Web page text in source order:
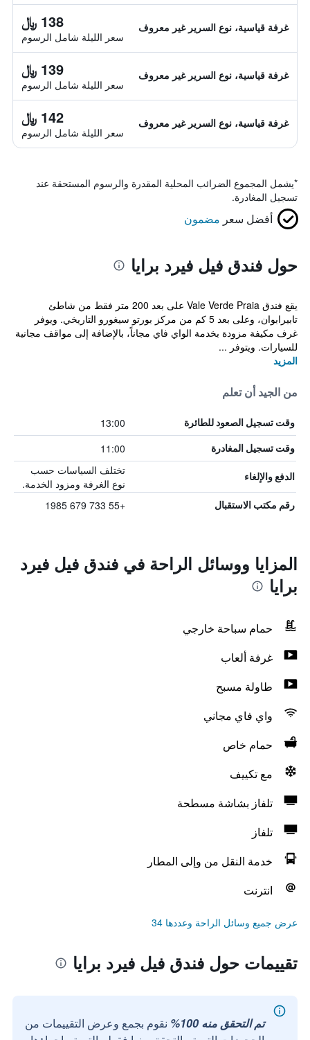
غرفة قياسية، نوع السرير غير معروف 138 ﷼
سعر الليلة شامل الرسوم
غرفة قياسية، نوع السرير غير معروف 139 ﷼
سعر الليلة شامل الرسوم
غرفة قياسية، نوع السرير غير معروف 142 ﷼
سعر الليلة شامل الرسوم
*يشمل المجموع الضرائب المحلية المقدرة والرسوم المستحقة عند
تسجيل المغادرة.
أفضل سعر مضمون
حول فندق فيل فيرد برايا
يقع فندق Vale Verde Praia على بعد 200 متر فقط من شاطئ
تابيرابوان، وعلى بعد 5 كم من مركز بورتو سيغورو التاريخي. ويوفر
غرف مكيفة مزودة بخدمة الواي فاي مجاناً، بالإضافة إلى مواقف مجانية
للسيارات. ويتوفر ...
المزيد
من الجيد أن تعلم
وقت تسجيل الصعود للطائرة 13:00
وقت تسجيل المغادرة 11:00
الدفع والإلغاء
تختلف السياسات حسب
نوع الغرفة ومزود الخدمة.
رقم مكتب الاستقبال +55 733 679 1985
المزايا ووسائل الراحة في فندق فيل فيرد
برايا
حمام سباحة خارجي
غرفة ألعاب
طاولة مسبح
واي فاي مجاني
حمام خاص
مع تكييف
تلفاز بشاشة مسطحة
تلفاز
خدمة النقل من وإلى المطار
انترنت
عرض جميع وسائل الراحة وعددها 34
تقييمات حول فندق فيل فيرد برايا
تم التحقق منه 100%
نقوم بجمع وعرض التقييمات من